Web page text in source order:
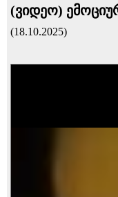
(ვიდეო)
(18.10.2025)